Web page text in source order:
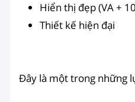
Hiển thị đẹp (VA +
Thiết kế hiện đại
Đây là một trong những